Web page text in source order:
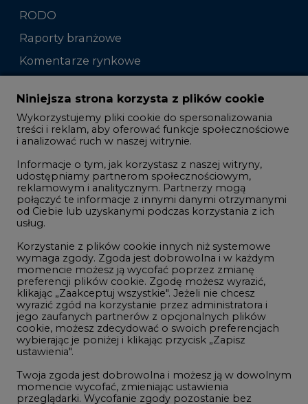
RODO
Raporty branżowe
Komentarze rynkowe
Zmiany kadrowe na rynku
Studio CIRE
Rozmowy o energetyce
Gospodarka
Geopolityka
LTE450
Innowacje i AI
Telekomunikacja i IT
Handel emisjami CO2
Wodór
Górnictwo
Atom
Niniejsza strona korzysta z plików cookie
Wykorzystujemy pliki cookie do spersonalizowania
treści i reklam, aby oferować funkcje społecznościowe
i analizować ruch w naszej witrynie.
Informacje o tym, jak korzystasz z naszej witryny,
udostępniamy partnerom społecznościowym,
reklamowym i analitycznym. Partnerzy mogą
połączyć te informacje z innymi danymi otrzymanymi
od Ciebie lub uzyskanymi podczas korzystania z ich
usług.
Korzystanie z plików cookie innych niż systemowe
wymaga zgody. Zgoda jest dobrowolna i w każdym
momencie możesz ją wycofać poprzez zmianę
preferencji plików cookie. Zgodę możesz wyrazić,
klikając „Zaakceptuj wszystkie". Jeżeli nie chcesz
wyrazić zgód na korzystanie przez administratora i
jego zaufanych partnerów z opcjonalnych plików
cookie, możesz zdecydować o swoich preferencjach
wybierając je poniżej i klikając przycisk „Zapisz
ustawienia".
Twoja zgoda jest dobrowolna i możesz ją w dowolnym
momencie wycofać, zmieniając ustawienia
przeglądarki. Wycofanie zgody pozostanie bez